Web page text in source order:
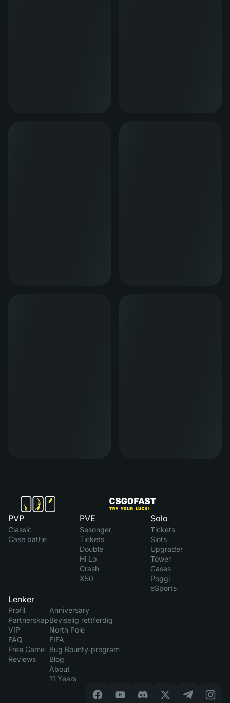
PVP
Classic
Case battle
PVE
Sesonger
Tickets
Double
Hi Lo
Crash
X50
Solo
Tickets
Slots
Upgrader
Tower
Cases
Poggi
eSports
Lenker
Profil
Partnerskap
VIP
FAQ
Free Game
Reviews
Anniversary
Beviselig rettferdig
North Pole
FIFA
Bug Bounty-program
Blog
About
11 Years